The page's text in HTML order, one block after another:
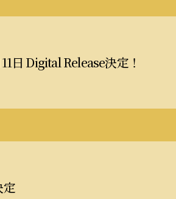
日 Digital Release決定！
定